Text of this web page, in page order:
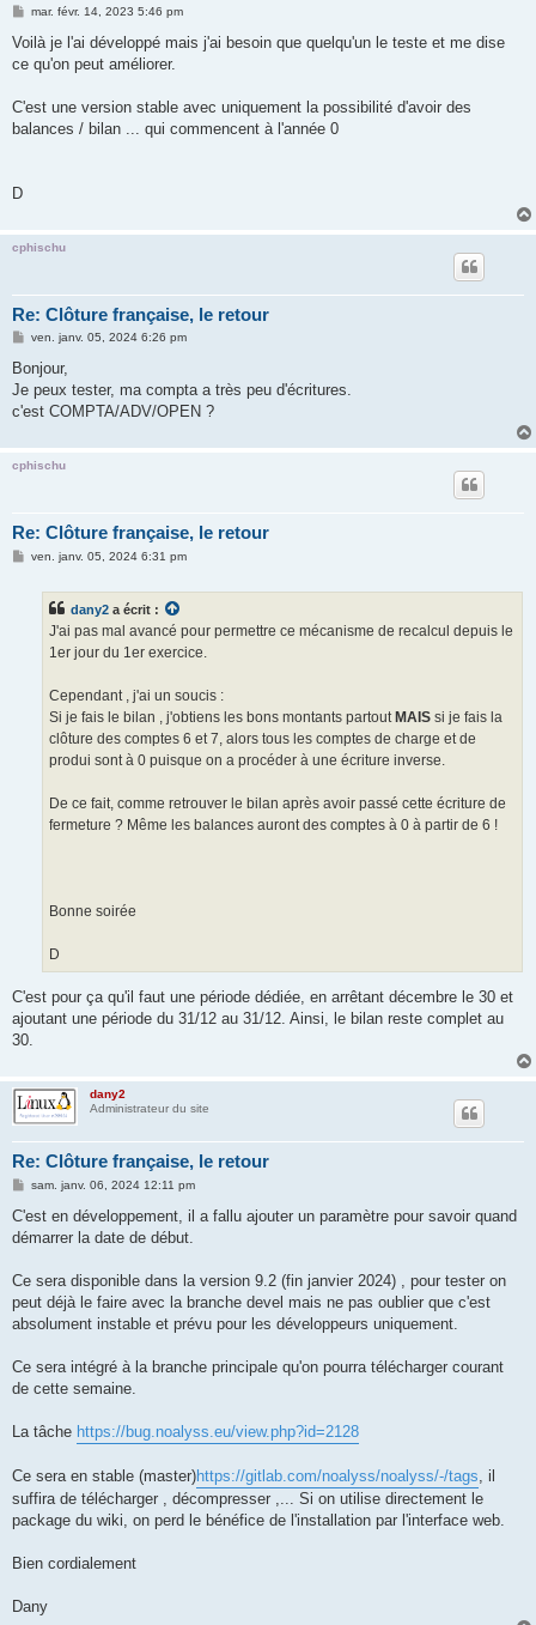
M
s
a
mar. févr. 14, 2023 5:46 pm
Voilà je l'ai développé mais j'ai besoin que quelqu'un le teste et me dise
ce qu'on peut améliorer.
C'est une version stable avec uniquement la possibilité d'avoir des
balances / bilan ... qui commencent à l'année 0
D
cphischu
Re: Clôture française, le retour
M
s
a
g
ven. janv. 05, 2024 6:26 pm
Bonjour,
Je peux tester, ma compta a très peu d'écritures.
c'est COMPTA/ADV/OPEN ?
cphischu
Re: Clôture française, le retour
Mven. janv. 05, 2024 6:31 pm
dany2 a écrit :
J'ai pas mal avancé pour permettre ce mécanisme de recalcul depuis le
1er jour du 1er exercice.
Cependant , j'ai un soucis :
Si je fais le bilan , j'obtiens les bons montants partout MAIS si je fais la
clôture des comptes 6 et 7, alors tous les comptes de charge et de
produi sont à 0 puisque on a procéder à une écriture inverse.
De ce fait, comme retrouver le bilan après avoir passé cette écriture de
fermeture ? Même les balances auront des comptes à 0 à partir de 6 !
Bonne soirée
D
C'est pour ça qu'il faut une période dédiée, en arrêtant décembre le 30 et
ajoutant une période du 31/12 au 31/12. Ainsi, le bilan reste complet au
30.
dany2
Administrateur du site
Re: Clôture française, le retour
M
s
a
sam. janv. 06, 2024 12:11 pm
C'est en développement, il a fallu ajouter un paramètre pour savoir quand
démarrer la date de début.
Ce sera disponible dans la version 9.2 (fin janvier 2024) , pour tester on
peut déjà le faire avec la branche devel mais ne pas oublier que c'est
absolument instable et prévu pour les développeurs uniquement.
Ce sera intégré à la branche principale qu'on pourra télécharger courant
de cette semaine.
La tâche https://bug.noalyss.eu/view.php?id=2128
Ce sera en stable (master)https://gitlab.com/noalyss/noalyss/-/tags , il
suffira de télécharger , décompresser ,... Si on utilise directement le
package du wiki, on perd le bénéfice de l'installation par l'interface web.
Bien cordialement
Dany